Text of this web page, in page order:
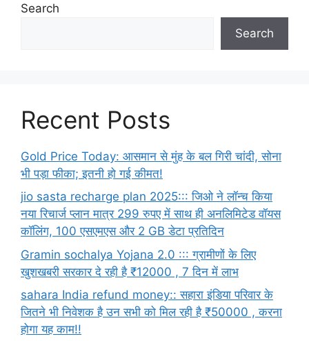
Search
Search
Recent Posts
Gold Price Today: आसमान से मुंह के बल गिरी चांदी, सोना
भी पड़ा फीका; इतनी हो गई कीमत!
jio sasta recharge plan 2025::: जिओ ने लॉन्च किया
नया रिचार्ज प्लान मात्र 299 रुपए में साथ ही अनलिमिटेड वॉयस
कॉलिंग, 100 एसएमएस और 2 GB डेटा प्रतिदिन
Gramin sochalya Yojana 2.0 ::: ग्रामीणों के लिए
खुशखबरी सरकार दे रही है ₹12000 , 7 दिन में लाभ
sahara India refund money:: सहारा इंडिया परिवार के
जितने भी निवेशक है उन सभी को मिल रही है ₹50000 , करना
होगा यह काम!!